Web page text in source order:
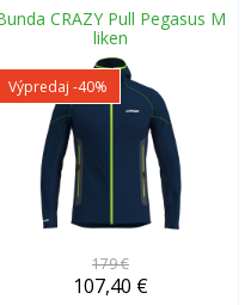
CRAZY Pull Pegasus M
liken
Výpredaj -40%
179 €
107,40 €